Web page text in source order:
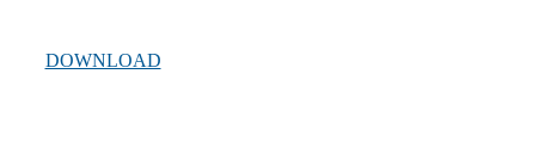
DOWNLOAD